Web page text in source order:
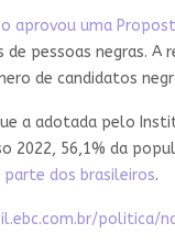
aprovou uma
pessoas negras. A
de candidatos
a adotada pelo
2022, 56,1% da
dos brasileiros.